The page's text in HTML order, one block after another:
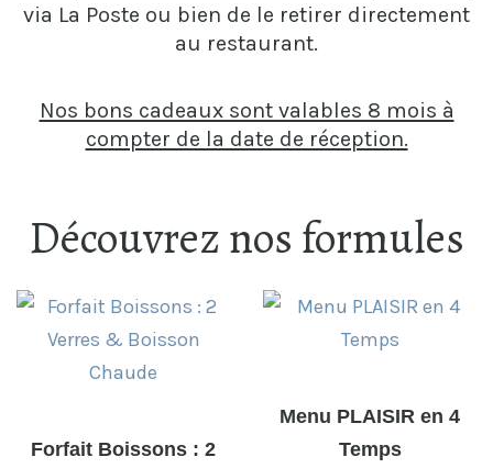
via La Poste ou bien de le retirer directement
au restaurant.
Nos bons cadeaux sont valables 8 mois à
compter de la date de réception.
Découvrez nos formules
Forfait Boissons : 2
Menu PLAISIR en 4
Temps